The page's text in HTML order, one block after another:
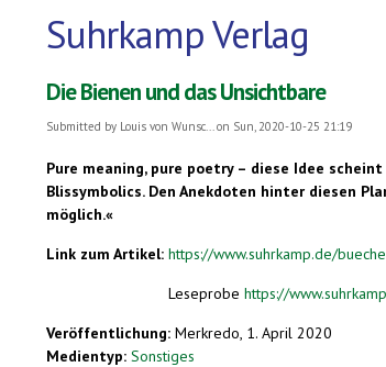
Suhrkamp Verlag
Die Bienen und das Unsichtbare
Submitted by Louis von Wunsc...on Sun, 2020-10-25 21:19
Pure meaning, pure poetry – diese Idee
Blissymbolics. Den Anekdoten hinter diesen
möglich.«
Link zum Artikel: https://www.suhrkamp.de/
Leseprobe https://
Veröffentlichung: Merkredo, 1. April 2020
Medientyp: Sonstiges